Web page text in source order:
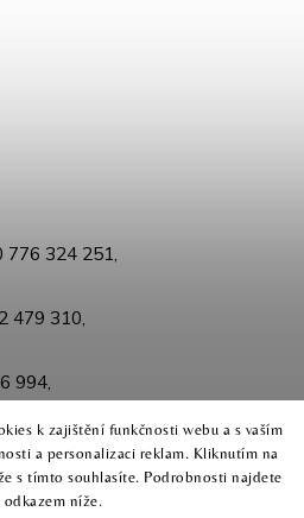
k zajištění funkčnosti webu a s vaším
a personalizaci reklam. Kliknutím na
s tímto souhlasíte. Podrobnosti najdete
odkazem níže.
776 324 251,
479 310,
994,